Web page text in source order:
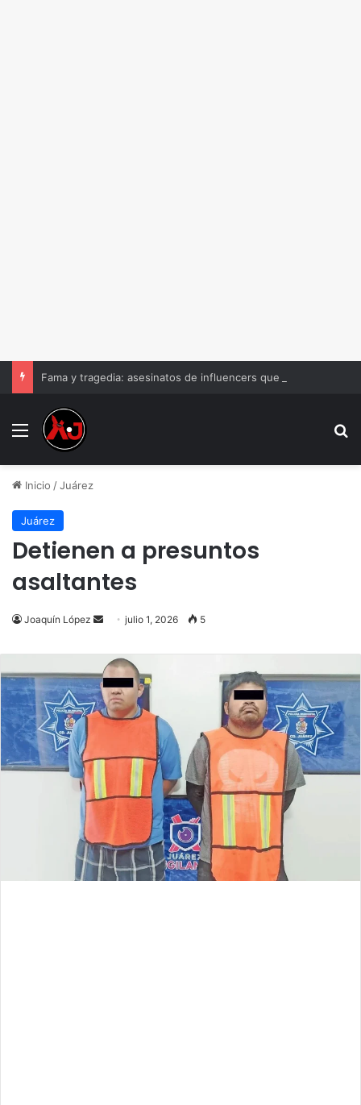
Menu
Inicio /Juárez
Juárez
Detienen a presuntos
asaltantes
Joaquín López
Send
email
julio 1, 2026 5